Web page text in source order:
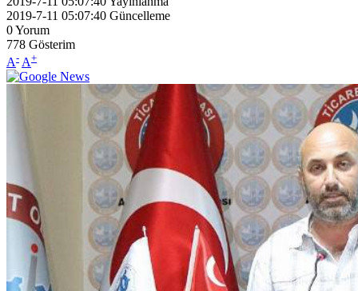
2019-7-11 05:07:40 Güncelleme
0Yorum
778 Gösterim
A- A+